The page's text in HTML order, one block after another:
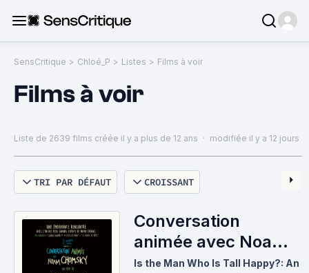
SensCritique > Chloé_P > Listes > Films à voir
Films à voir
Liste de 2639 films créée il y a plus de 12 ans · modifiée il y a 12 jours
TRI PAR DÉFAUT CROISSANT
Conversation
animée avec Noam
Chomsky (2013)
Is the Man Who Is Tall Happy?: An